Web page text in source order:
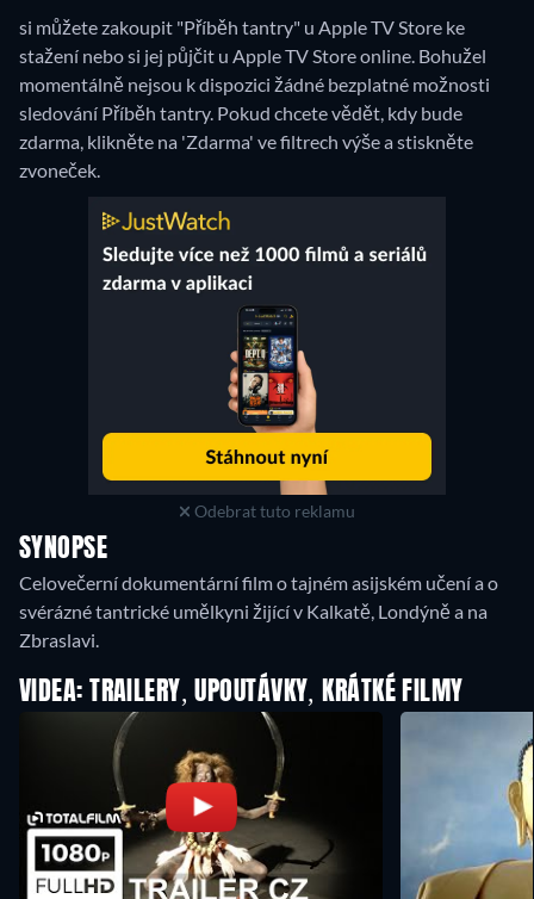
si můžete zakoupit "Příběh tantry" u Apple TV Store ke
stažení nebo si jej půjčit u Apple TV Store online. Bohužel
momentálně nejsou k dispozici žádné bezplatné možnosti
sledování Příběh tantry. Pokud chcete vědět, kdy bude
zdarma, klikněte na 'Zdarma' ve filtrech výše a stiskněte
zvoneček.
Odebrat tuto reklamu
SYNOPSE
Celovečerní dokumentární film o tajném asijském učení a o
svérázné tantrické umělkyni žijící v Kalkatě, Londýně a na
Zbraslavi.
VIDEA: TRAILERY, UPOUTÁVKY, KRÁTKÉ FILMY